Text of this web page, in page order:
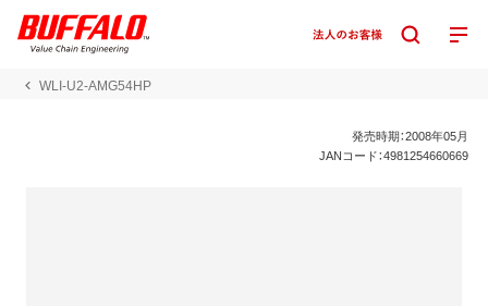
WLI-U2-AMG54HP
発売時期：2008年05月
JANコード：4981254660669